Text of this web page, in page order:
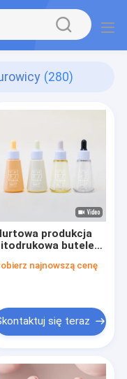
(280)
produkcja
butelek
50 ml,
na olejek eteryczny
najnowszą cenę
się teraz